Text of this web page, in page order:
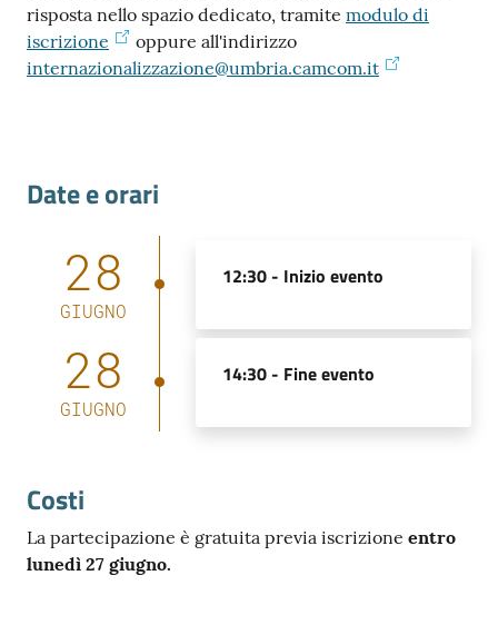
risposta nello spazio dedicato, tramite modulo di
iscrizione
oppure all'indirizzo
internazionalizzazione@umbria.camcom.it
Date e orari
28
GIUGNO
12:30 - Inizio evento
28
GIUGNO
14:30 - Fine evento
Costi
La partecipazione è gratuita previa iscrizione entro
lunedì 27 giugno.